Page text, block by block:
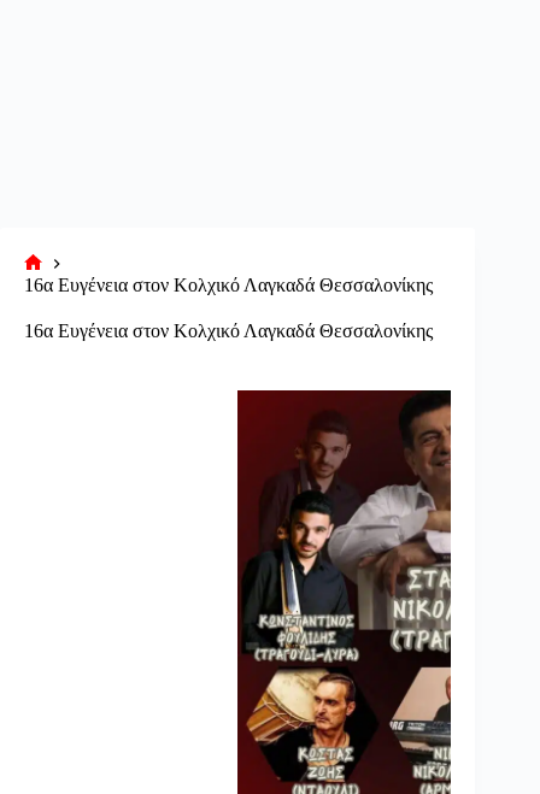
Αρχική
16α Ευγένεια στον Κολχικό Λαγκαδά Θεσσαλονίκης
16α Ευγένεια στον Κολχικό Λαγκαδά Θεσσαλονίκης